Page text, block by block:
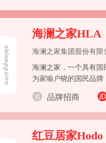
海澜之家HLA
海澜之家集团股份有限
海澜之家，一个具有
为家喻户晓的国民品牌
品牌招商
红豆居家Hodo